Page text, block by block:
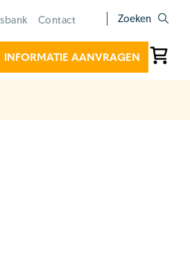
Contact Zoeken
INFORMATIE AANVRAGEN